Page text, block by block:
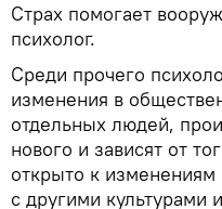
Страх помогает
психолог.
Среди прочего
изменения в
отдельных людей,
нового и зависят от
открыто к
с другими культурами